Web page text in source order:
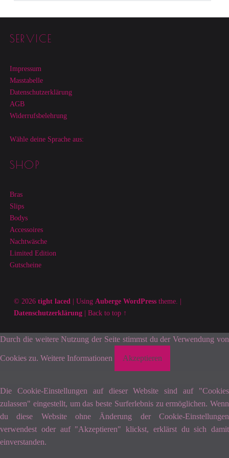
Footer sidebar
SERVICE
Impressum
Masstabelle
Datenschutzerklärung
AGB
Widerrufsbelehrung
Wähle deine Sprache aus:
SHOP
Bras
Slips
Bodys
Accessoires
Nachtwäsche
Limited Edition
Gutscheine
© 2026 tight laced | Using Auberge WordPresstheme. |
Datenschutzerklärung | Back to top ↑
Durch die weitere Nutzung der Seite stimmst du der Verwendung von
Cookies zu. Weitere Informationen Akzeptieren
Die Cookie-Einstellungen auf dieser Website sind auf "Cookies
zulassen" eingestellt, um das beste Surferlebnis zu ermöglichen. Wenn
du diese Website ohne Änderung der Cookie-Einstellungen
verwendest oder auf "Akzeptieren" klickst, erklärst du sich damit
einverstanden.